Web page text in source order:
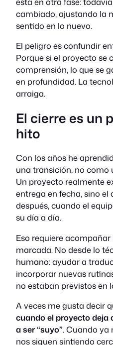
cambiado, ajustando la
sentido en lo nuevo.
El peligro es confundir
Porque si el proyecto se
comprensión, lo que se
en profundidad. La
arraiga.
El cierre es un
hito
Con los años he
una transición, no como
Un proyecto realmente
entrega en fecha, sino
después, cuando el
su día a día.
Eso requiere
marcada. No desde lo
humano: ayudar a
incorporar nuevas
no estaban previstos en
A veces me gusta decir
cuando el proyecto deja
a ser “suyo”. Cuando ya
nos siguen sintiendo